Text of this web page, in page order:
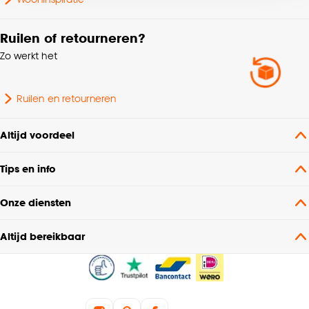
klikken.
Goed om te weten is dat je deze keuze altijd nog
cookieverklaring.
Ruilen of retourneren?
Zo werkt het
Ruilen en retourneren
Altijd voordeel
Tips en info
Onze diensten
Altijd bereikbaar